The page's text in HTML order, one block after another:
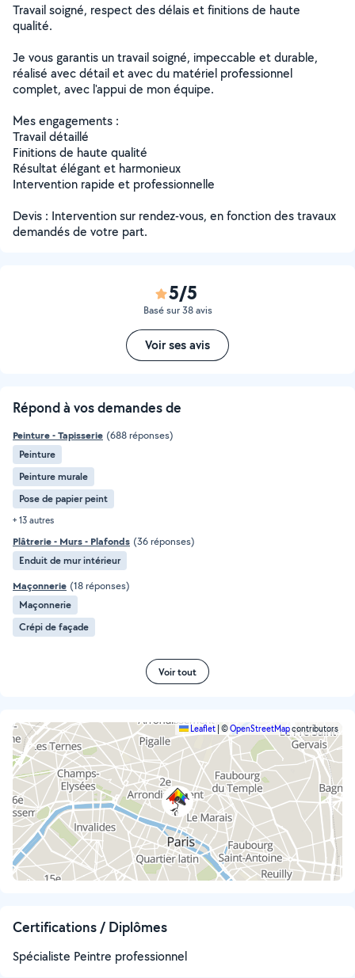
Travail soigné, respect des délais et finitions de haute
qualité.
Je vous garantis un travail soigné, impeccable et durable,
réalisé avec détail et avec du matériel professionnel
complet, avec l'appui de mon équipe.
Mes engagements :
Travail détaillé
Finitions de haute qualité
Résultat élégant et harmonieux
Intervention rapide et professionnelle
Devis : Intervention sur rendez-vous, en fonction des travaux
demandés de votre part.
5/5
Basé sur 38 avis
Voir ses avis
Répond à vos demandes de
Peinture - Tapisserie (688 réponses)
Peinture
Peinture murale
Pose de papier peint
+ 13 autres
Plâtrerie - Murs - Plafonds (36 réponses)
Enduit de mur intérieur
Maçonnerie (18 réponses)
Maçonnerie
Crépi de façade
Voir tout
Leaflet ©OpenStreetMapcontributors
Certifications / Diplômes
Spécialiste Peintre professionnel